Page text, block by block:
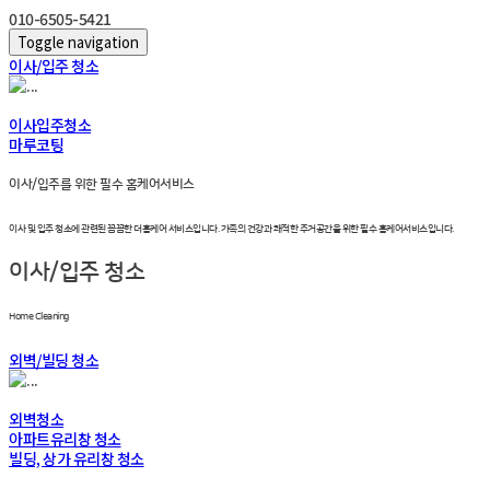
010-6505-5421
Toggle navigation
이사/입주 청소
이사입주청소
마루코팅
이사/입주를 위한 필수 홈케어서비스
이사 및 입주 청소에 관련된 꼼꼼한 더홈케어 서비스입니다. 가족의 건강과 쾌적한 주거공간을 위한 필수 홈케어서비스입니다.
이사/입주 청소
Home Cleaning
외벽/빌딩 청소
외벽청소
아파트유리창 청소
빌딩, 상가 유리창 청소